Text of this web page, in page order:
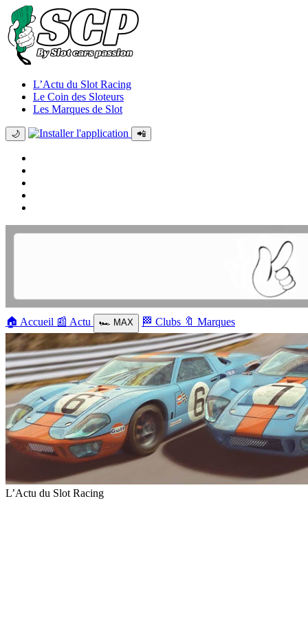
L’Actu du Slot Racing
Le Coin des Sloteurs
Les Marques de Slot
🌙 📲
🏠 Accueil 📰 Actu 🏎️ MAX 🏁 Clubs 🔖 Marques
L’Actu du Slot Racing